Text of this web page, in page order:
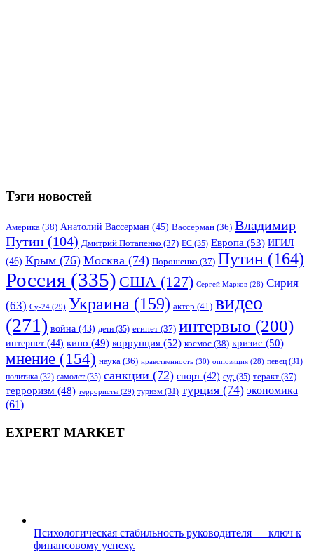
Тэги новостей
Америка (38) Анатолий Вассерман (45) Вассерман (36) Владимир
Путин (104) Дмитрий Потапенко (37) ЕС (35) Европа (53) ИГИЛ
(46) Крым (76) Москва (74) Порошенко (37) Путин (164)
Россия (335) США (127) Сергей Марков (28) Сирия
(63) Су-24 (29) Украина (159) актер (41) видео
(271) война (43) дети (35) египет (37) интервью (200)
интернет (44) кино (49) коррупция (52) космос (38) кризис (50)
мнение (154) наука (36) нравственность (30) оппозиция (28) певец (31)
политика (32) самолет (35) санкции (72) спорт (42) суд (35) теракт (37)
терроризм (48) террористы (29) туризм (31) турция (74) экономика
(61)
EXPERT MARKET
Психологическая стабильность руководителя — ключ к
финансовому успеху.